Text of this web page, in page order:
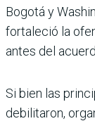
Bogotá y
fortaleció la
antes del
Si bien las
debilitaron,